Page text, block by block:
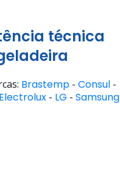
técnica
Brastemp- Consul-
Electrolux - LG - Samsung